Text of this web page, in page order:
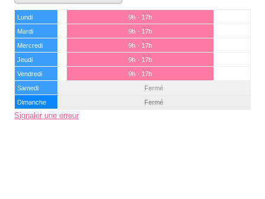
Lundi
9h - 17h
Mardi
9h - 17h
Mercredi
9h - 17h
Jeudi
9h - 17h
Vendredi
9h - 17h
Samedi
Fermé
Dimanche
Fermé
Signaler une erreur